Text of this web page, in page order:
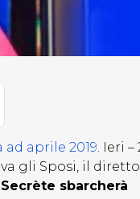
aprile 2019. Ieri –
gli Sposi, il
sbarcherà